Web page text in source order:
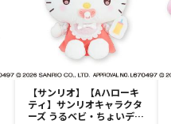
【サンリオ】【Aハローキ
ティ】サンリオキャラクタ
ーズ うるベビ・ちょいデカ